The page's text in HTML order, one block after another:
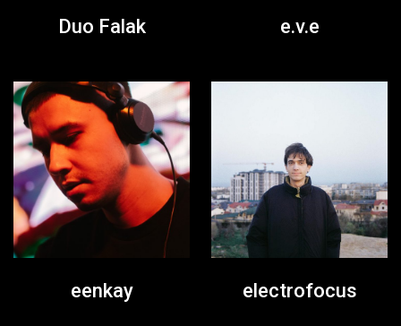
Duo Falak e.v.e
eenkay electrofocus